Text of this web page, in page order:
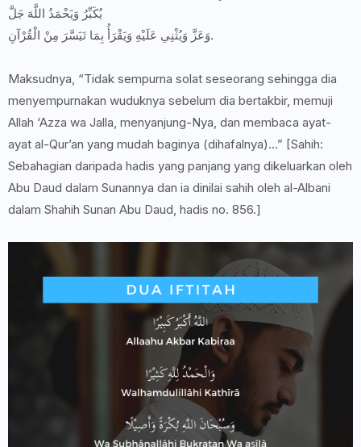
يُكَبِّرُ وَيَحْمَدُ اللَّهَ جَلَّ
وَعَزَّ وَيُثْنِي عَلَيْهِ وَيَقْرَأُ بِمَا تَيَسَّرَ مِنْ الْقُرْآنِ.
Maksudnya, “Tidak sempurna solat seseorang sehingga dia
menyempurnakan wuduknya sebelum dia bertakbir, memuji
Allah ‘Azza wa Jalla, menyanjung-Nya, dan membaca ayat-
ayat al-Qur’an yang mudah baginya (dihafalnya)…” [Sahih:
Sebahagian daripada hadis yang panjang yang dikeluarkan oleh
Abu Daud dalam Sunannya dan ia dinilai sahih oleh al-Albani
dalam Shahih Sunan Abu Daud, hadis no. 856.]